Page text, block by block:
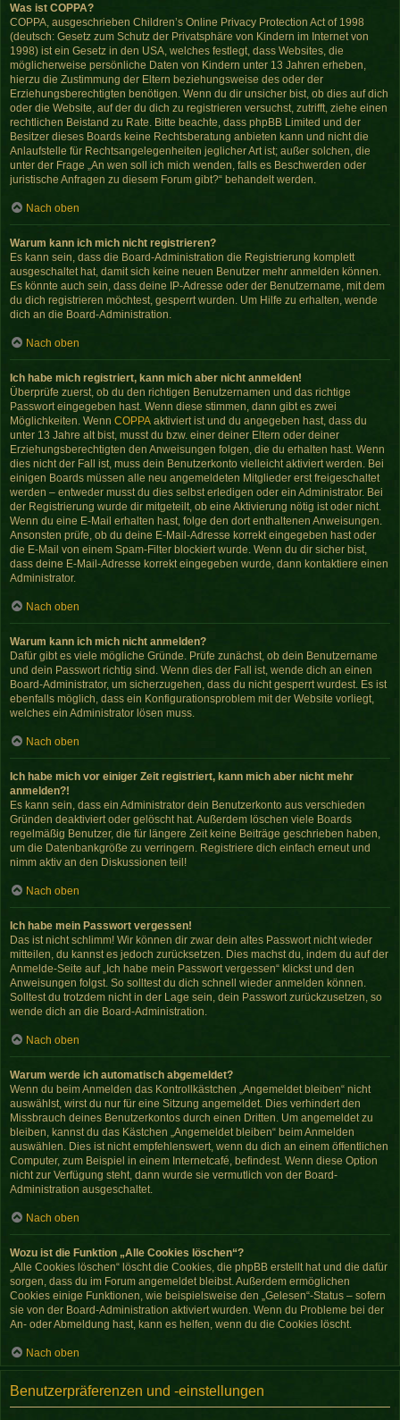
Was ist COPPA?
COPPA, ausgeschrieben Children’s Online Privacy Protection Act of 1998
(deutsch: Gesetz zum Schutz der Privatsphäre von Kindern im Internet von
1998) ist ein Gesetz in den USA, welches festlegt, dass Websites, die
möglicherweise persönliche Daten von Kindern unter 13 Jahren erheben,
hierzu die Zustimmung der Eltern beziehungsweise des oder der
Erziehungsberechtigten benötigen. Wenn du dir unsicher bist, ob dies auf dich
oder die Website, auf der du dich zu registrieren versuchst, zutrifft, ziehe einen
rechtlichen Beistand zu Rate. Bitte beachte, dass phpBB Limited und der
Besitzer dieses Boards keine Rechtsberatung anbieten kann und nicht die
Anlaufstelle für Rechtsangelegenheiten jeglicher Art ist; außer solchen, die
unter der Frage „An wen soll ich mich wenden, falls es Beschwerden oder
juristische Anfragen zu diesem Forum gibt?“ behandelt werden.
Nach oben
Warum kann ich mich nicht registrieren?
Es kann sein, dass die Board-Administration die Registrierung komplett
ausgeschaltet hat, damit sich keine neuen Benutzer mehr anmelden können.
Es könnte auch sein, dass deine IP-Adresse oder der Benutzername, mit dem
du dich registrieren möchtest, gesperrt wurden. Um Hilfe zu erhalten, wende
dich an die Board-Administration.
Nach oben
Ich habe mich registriert, kann mich aber nicht anmelden!
Überprüfe zuerst, ob du den richtigen Benutzernamen und das richtige
Passwort eingegeben hast. Wenn diese stimmen, dann gibt es zwei
Möglichkeiten. Wenn COPPA aktiviert ist und du angegeben hast, dass du
unter 13 Jahre alt bist, musst du bzw. einer deiner Eltern oder deiner
Erziehungsberechtigten den Anweisungen folgen, die du erhalten hast. Wenn
dies nicht der Fall ist, muss dein Benutzerkonto vielleicht aktiviert werden. Bei
einigen Boards müssen alle neu angemeldeten Mitglieder erst freigeschaltet
werden – entweder musst du dies selbst erledigen oder ein Administrator. Bei
der Registrierung wurde dir mitgeteilt, ob eine Aktivierung nötig ist oder nicht.
Wenn du eine E-Mail erhalten hast, folge den dort enthaltenen Anweisungen.
Ansonsten prüfe, ob du deine E-Mail-Adresse korrekt eingegeben hast oder
die E-Mail von einem Spam-Filter blockiert wurde. Wenn du dir sicher bist,
dass deine E-Mail-Adresse korrekt eingegeben wurde, dann kontaktiere einen
Administrator.
Nach oben
Warum kann ich mich nicht anmelden?
Dafür gibt es viele mögliche Gründe. Prüfe zunächst, ob dein Benutzername
und dein Passwort richtig sind. Wenn dies der Fall ist, wende dich an einen
Board-Administrator, um sicherzugehen, dass du nicht gesperrt wurdest. Es ist
ebenfalls möglich, dass ein Konfigurationsproblem mit der Website vorliegt,
welches ein Administrator lösen muss.
Nach oben
Ich habe mich vor einiger Zeit registriert, kann mich aber nicht mehr
anmelden?!
Es kann sein, dass ein Administrator dein Benutzerkonto aus verschieden
Gründen deaktiviert oder gelöscht hat. Außerdem löschen viele Boards
regelmäßig Benutzer, die für längere Zeit keine Beiträge geschrieben haben,
um die Datenbankgröße zu verringern. Registriere dich einfach erneut und
nimm aktiv an den Diskussionen teil!
Nach oben
Ich habe mein Passwort vergessen!
Das ist nicht schlimm! Wir können dir zwar dein altes Passwort nicht wieder
mitteilen, du kannst es jedoch zurücksetzen. Dies machst du, indem du auf der
Anmelde-Seite auf „Ich habe mein Passwort vergessen“ klickst und den
Anweisungen folgst. So solltest du dich schnell wieder anmelden können.
Solltest du trotzdem nicht in der Lage sein, dein Passwort zurückzusetzen, so
wende dich an die Board-Administration.
Nach oben
Warum werde ich automatisch abgemeldet?
Wenn du beim Anmelden das Kontrollkästchen „Angemeldet bleiben“ nicht
auswählst, wirst du nur für eine Sitzung angemeldet. Dies verhindert den
Missbrauch deines Benutzerkontos durch einen Dritten. Um angemeldet zu
bleiben, kannst du das Kästchen „Angemeldet bleiben“ beim Anmelden
auswählen. Dies ist nicht empfehlenswert, wenn du dich an einem öffentlichen
Computer, zum Beispiel in einem Internetcafé, befindest. Wenn diese Option
nicht zur Verfügung steht, dann wurde sie vermutlich von der Board-
Administration ausgeschaltet.
Nach oben
Wozu ist die Funktion „Alle Cookies löschen“?
„Alle Cookies löschen“ löscht die Cookies, die phpBB erstellt hat und die dafür
sorgen, dass du im Forum angemeldet bleibst. Außerdem ermöglichen
Cookies einige Funktionen, wie beispielsweise den „Gelesen“-Status – sofern
sie von der Board-Administration aktiviert wurden. Wenn du Probleme bei der
An- oder Abmeldung hast, kann es helfen, wenn du die Cookies löscht.
Nach oben
Benutzerpräferenzen und -einstellungen